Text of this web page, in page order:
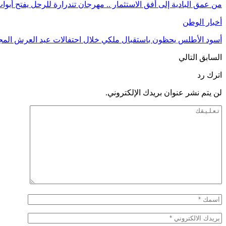
من عمق البادية إلى أفق الاستثمار .. مهرجان تندرارة للرحل يفتح
أخبار الوطن
أسود الأطلس يحظون باستقبال ملكي خلال احتفالات عيد العرش
السابق التالي
اترك رد
لن يتم نشر عنوان بريدك الإلكتروني.